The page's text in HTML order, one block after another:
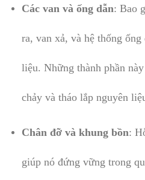
Các van và ống dẫn: Bao
ra, van xả, và hệ thống ống
liệu. Những thành phần
chảy và tháo lắp nguyên
Chân đỡ và khung bồn:
giúp nó đứng vững trong